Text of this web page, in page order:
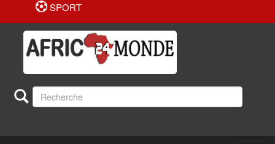
SPORT